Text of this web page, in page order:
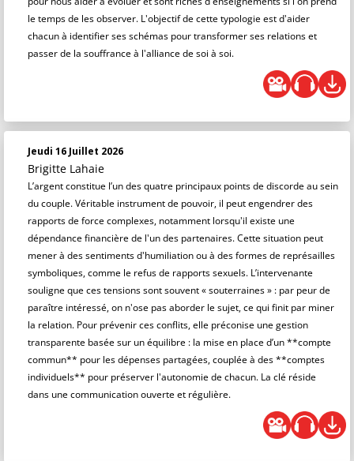
le temps de les observer. L'objectif de cette typologie est d'aider
chacun à identifier ses schémas pour transformer ses relations et
passer de la souffrance à l'alliance de soi à soi.
Jeudi 16 Juillet 2026
Brigitte Lahaie
L’argent constitue l’un des quatre principaux points de discorde au sein
du couple. Véritable instrument de pouvoir, il peut engendrer des
rapports de force complexes, notamment lorsqu'il existe une
dépendance financière de l'un des partenaires. Cette situation peut
mener à des sentiments d'humiliation ou à des formes de représailles
symboliques, comme le refus de rapports sexuels. L’intervenante
souligne que ces tensions sont souvent « souterraines » : par peur de
paraître intéressé, on n'ose pas aborder le sujet, ce qui finit par miner
la relation. Pour prévenir ces conflits, elle préconise une gestion
transparente basée sur un équilibre : la mise en place d’un **compte
commun** pour les dépenses partagées, couplée à des **comptes
individuels** pour préserver l'autonomie de chacun. La clé réside
dans une communication ouverte et régulière.